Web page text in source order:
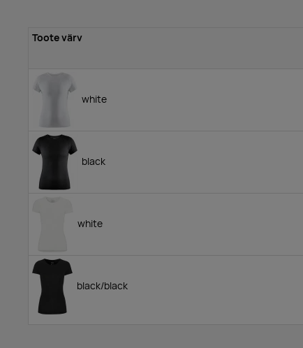
Toote värv
white
black
white
black/black